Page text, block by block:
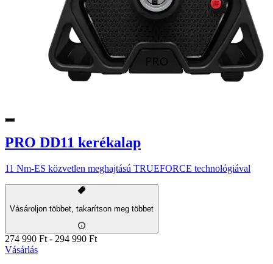
PRO DD11 kerékalap
11 Nm-ES közvetlen meghajtású TRUEFORCE technológiával
Vásároljon többet, takarítson meg többet
274 990 Ft - 294 990 Ft
Vásárlás